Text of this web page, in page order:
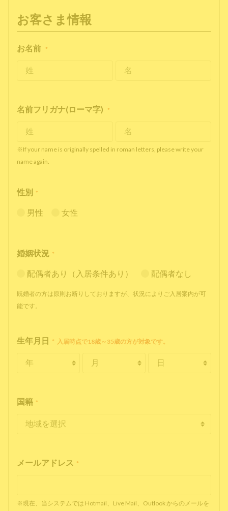
お客さま情報
お名前 *
名前フリガナ(ローマ字) *
※If your name is originally spelled in roman letters, please write your
name again.
性別 *
男性 女性
婚姻状況 *
配偶者あり（入居条件あり） 配偶者なし
既婚者の方は原則お断りしておりますが、状況によりご入居案内が可
能です。
生年月日 * 入居時点で18歳～35歳の方が対象です。
国籍 *
メールアドレス *
※現在、当システムでは Hotmail、Live Mail、Outlook からのメールを